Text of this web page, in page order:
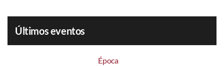
Últimos eventos
Época